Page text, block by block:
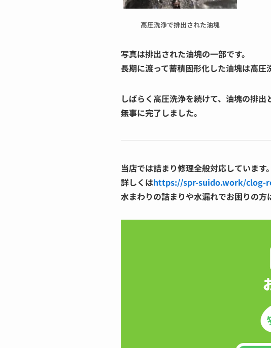
高圧洗浄で排出された油塊
写真は排出された油塊の一部です。
長期に渡って蓄積固形化した油塊は高圧
しばらく高圧洗浄を続けて、油塊の排
無事に完了しました。
当店では詰まり修理全般対応しています。
詳しくはhttps://spr-suido.work/clog-
水まわりの詰まりや水漏れでお困りの方